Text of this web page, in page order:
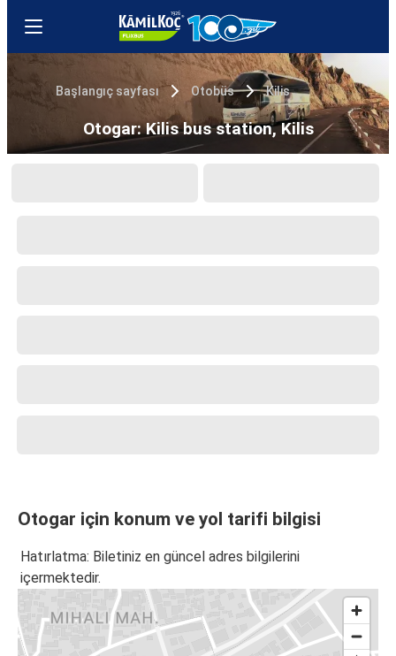
Başlangıç sayfası Otobüs Kilis
Otogar: Kilis bus station, Kilis
Otogar için konum ve yol tarifi bilgisi
Hatırlatma: Biletiniz en güncel adres bilgilerini
içermektedir.